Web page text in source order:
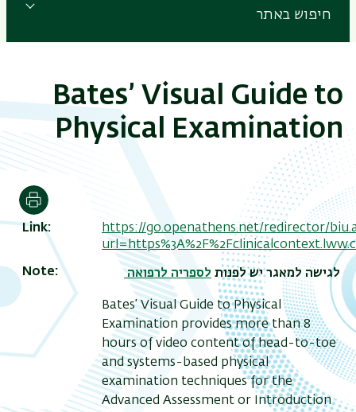
חיפוש באתר
Bates’ Visual Guide to
Physical Examination
Link
https://go.openathens.net/redirector/
Note לגישה למאגר יש לפנות לספריה לרפואה
Bates’ Visual Guide to Physical
Examination provides more than 8
hours of video content of head-to-toe
and systems-based physical
examination techniques for the
Advanced Assessment or Introduction